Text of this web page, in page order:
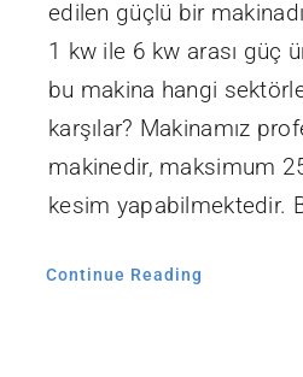
edilen güçlü bir
1 kw ile 6 kw arası güç
bu makina hangi
karşılar? Makinamız
makinedir, maksimum
kesim yapabilmektedir.
Continue Reading